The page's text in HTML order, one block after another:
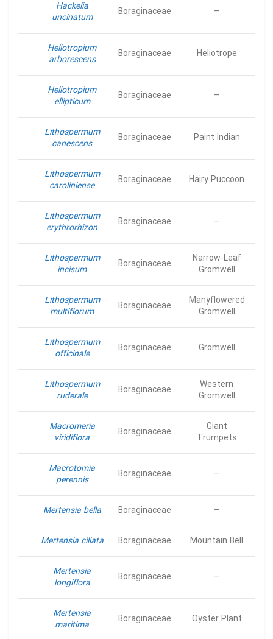
–
Boraginaceae
Hackelia
uncinatum
Heliotrope
Boraginaceae
Heliotropium
arborescens
–
Boraginaceae
Heliotropium
ellipticum
Paint Indian
Boraginaceae
Lithospermum
canescens
Hairy Puccoon
Boraginaceae
Lithospermum
caroliniense
–
Boraginaceae
Lithospermum
erythrorhizon
Narrow-Leaf
Gromwell
Boraginaceae
Lithospermum
incisum
Manyflowered
Gromwell
Boraginaceae
Lithospermum
multiflorum
Gromwell
Boraginaceae
Lithospermum
officinale
Western
Gromwell
Boraginaceae
Lithospermum
ruderale
Giant
Trumpets
Boraginaceae
Macromeria
viridiflora
–
Boraginaceae
Macrotomia
perennis
–
Boraginaceae
Mertensia bella
Mountain Bell
Boraginaceae
Mertensia ciliata
–
Boraginaceae
Mertensia
longiflora
Oyster Plant
Boraginaceae
Mertensia
maritima